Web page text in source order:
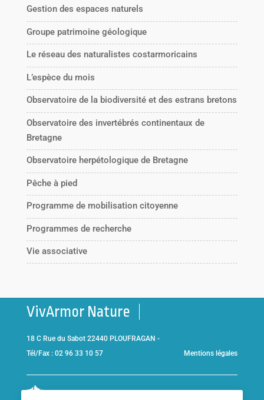
Gestion des espaces naturels
Groupe patrimoine géologique
Le réseau des naturalistes costarmoricains
L’espèce du mois
Observatoire de la biodiversité et des estrans bretons
Observatoire des invertébrés continentaux de
Bretagne
Observatoire herpétologique de Bretagne
Pêche à pied
Programme de mobilisation citoyenne
Programmes de recherche
Vie associative
VivArmor Nature
18 C Rue du Sabot 22440 PLOUFRAGAN -
Tél/Fax : 02 96 33 10 57
Mentions légales